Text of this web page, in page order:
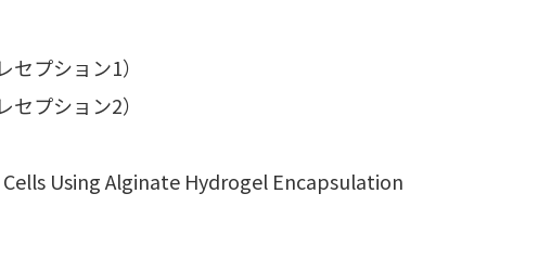
プション1）
プション2）
Using Alginate Hydrogel Encapsulation